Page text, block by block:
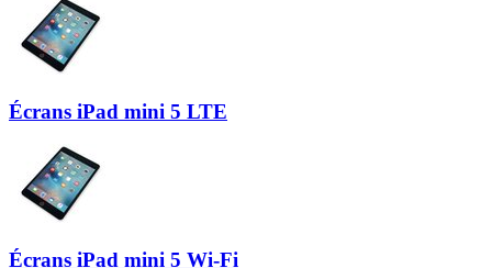
Écrans iPad mini 5 LTE
Écrans iPad mini 5 Wi-Fi